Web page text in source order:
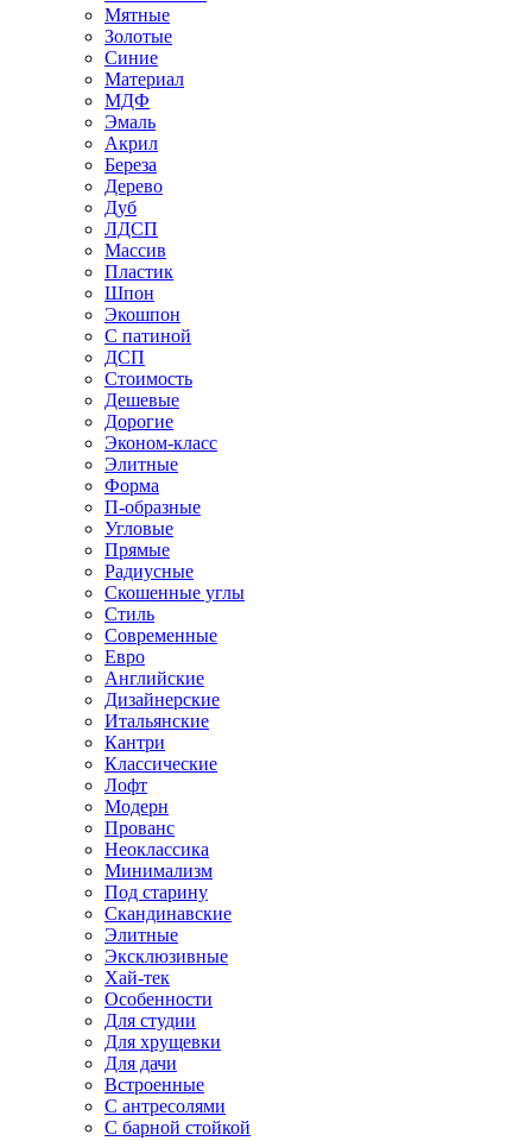
Мятные
Золотые
Синие
Материал
МДФ
Эмаль
Акрил
Береза
Дерево
Дуб
ЛДСП
Массив
Пластик
Шпон
Экошпон
С патиной
ДСП
Стоимость
Дешевые
Дорогие
Эконом-класс
Элитные
Форма
П-образные
Угловые
Прямые
Радиусные
Скошенные углы
Стиль
Современные
Евро
Английские
Дизайнерские
Итальянские
Кантри
Классические
Лофт
Модерн
Прованс
Неоклассика
Минимализм
Под старину
Скандинавские
Элитные
Эксклюзивные
Хай-тек
Особенности
Для студии
Для хрущевки
Для дачи
Встроенные
С антресолями
С барной стойкой